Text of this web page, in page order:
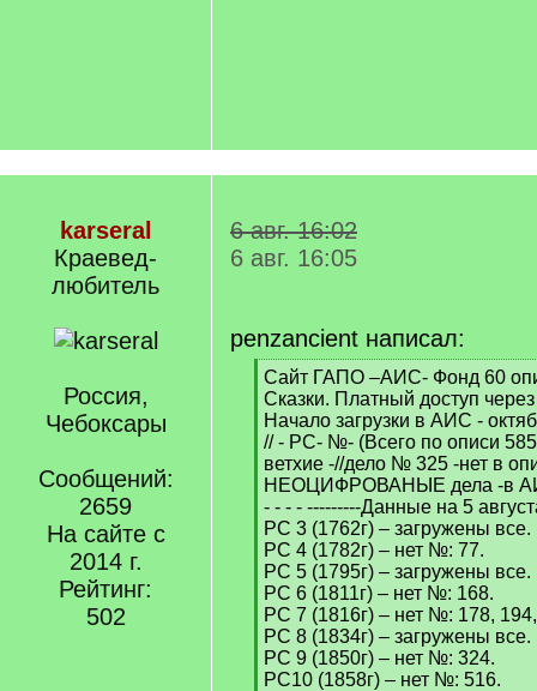
karseral
Краевед-
любитель
Россия,
Чебоксары
Сообщений:
2659
На сайте с
2014 г.
Рейтинг:
502
6 авг. 16:02
6 авг. 16:05
penzancient написал:
[
q
]
Сайт ГАПО –АИС- Фонд 60
Сказки. Платный доступ через
Начало загрузки в АИС -
// - РС- №- (Всего по описи
ветхие -//дело № 325 -нет в
НЕОЦИФРОВАНЫЕ дела -в
- - - - ---------Данные на 5
РС 3 (1762г) – загружены все.
РС 4 (1782г) – нет №: 77.
РС 5 (1795г) – загружены все.
РС 6 (1811г) – нет №: 168.
РС 7 (1816г) – нет №: 178,
РС 8 (1834г) – загружены все.
РС 9 (1850г) – нет №: 324.
РС10 (1858г) – нет №: 516.